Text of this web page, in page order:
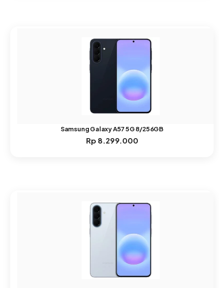
Samsung Galaxy A57 5G 8/256GB
Rp 8.299.000